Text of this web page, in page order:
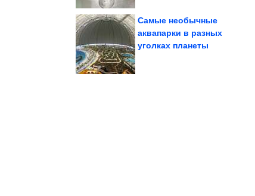
Потрясающие кадры из
90-х. Невозможно
Самые необычные
аквапарки в разных
уголках планеты